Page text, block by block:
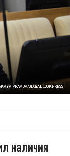
PRAVDA/GLOBALLOOKPRESS
наличия